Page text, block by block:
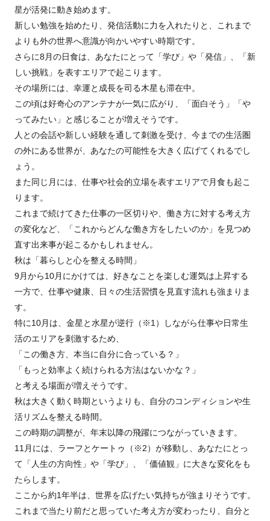
星が活発に動き始めます。
新しい勉強を始めたり、発信活動に力を入れたりと、これまで
よりも外の世界へ意識が向かいやすい時期です。
さらに8月の日食は、あなたにとって「学び」や「発信」、「新
しい挑戦」を表すエリアで起こります。
その場所には、幸運と成長を司る木星も滞在中。
この頃は好奇心のアンテナが一気に広がり、「面白そう」「や
ってみたい」と感じることが増えそうです。
人との会話や新しい経験を通して刺激を受け、今までの生活圏
の外にある世界が、あなたの可能性を大きく広げてくれるでし
ょう。
また同じ月には、仕事や社会的立場を表すエリアで月食も起こ
ります。
これまで続けてきた仕事の一区切りや、働き方に対する考え方
の変化など、「これからどんな働き方をしたいのか」を見つめ
直す出来事が起こるかもしれません。
秋は「暮らしと心を整える時間」
9月から10月にかけては、好きなことを楽しむ運気は上昇する
一方で、仕事や健康、日々の生活習慣を見直す流れも強まりま
す。
特に10月は、金星と水星が逆行（※1）しながら仕事や日常生
活のエリアを刺激するため、
「この働き方、本当に自分に合っている？」
「もっと効率よく続けられる方法はないかな？」
と考える場面が増えそうです。
秋は大きく動く時期というよりも、自分のコンディションや生
活リズムを整える時間。
この時期の調整が、年末以降の飛躍につながっていきます。
11月には、ラーフとケートゥ（※2）が移動し、あなたにとっ
て「人生の方向性」や「学び」、「価値観」に大きな変化をも
たらします。
ここから約1年半は、世界を広げたい気持ちが強まりそうです。
これまで当たり前だと思っていた考え方が変わったり、自分と